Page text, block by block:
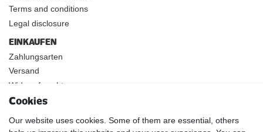
Terms and conditions
Legal disclosure
EINKAUFEN
Zahlungsarten
Versand
Widerrufsrecht
INFOS
Kundenanwendungen
Cookies
Our website uses cookies. Some of them are essential, others